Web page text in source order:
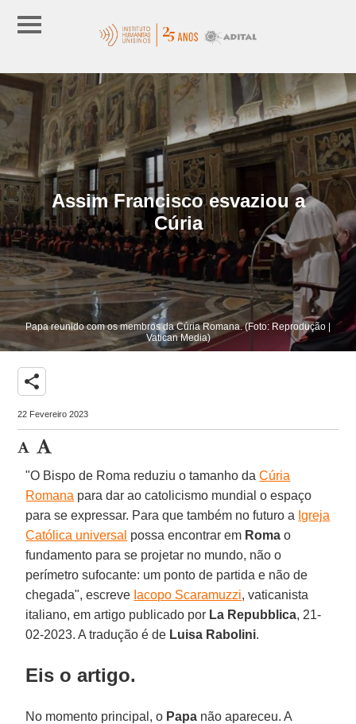
Assim Francisco esvaziou a
Cúria
Papa reunido com os membros da Cúria Romana. (Foto: Reprodução |
Vatican Media)
share
22 Fevereiro 2023
"O Bispo de Roma reduziu o tamanho daCúria
Romana para dar ao catolicismo mundial o espaço
para se expressar. Para que também no futuro a Igreja
Católica universal possa encontrar em Roma o
fundamento para se projetar no mundo, não o
perímetro sufocante: um ponto de partida e não de
chegada", escreve Iacopo Scaramuzzi, vaticanista
italiano, em artigo publicado por La Repubblica, 21-
02-2023. A tradução é de Luisa Rabolini.
Eis o artigo.
No momento principal, o Papa não apareceu. A